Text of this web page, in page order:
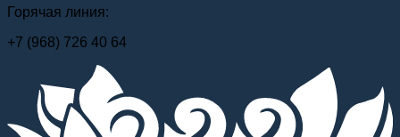
Горячая линия:
+7 (968) 726 40 64